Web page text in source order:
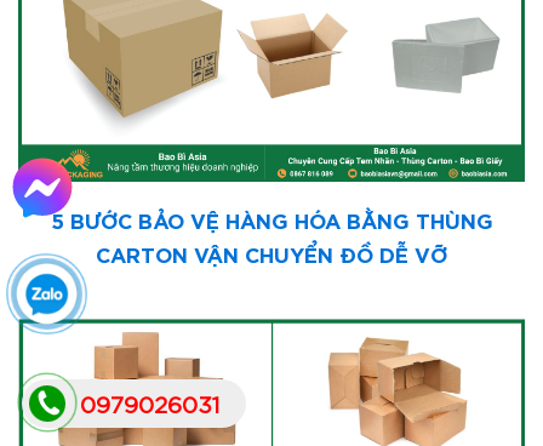
5 BƯỚC BẢO VỆ HÀNG HÓA BẰNG THÙNG
CARTON VẬN CHUYỂN ĐỒ DỄ VỠ
0979026031